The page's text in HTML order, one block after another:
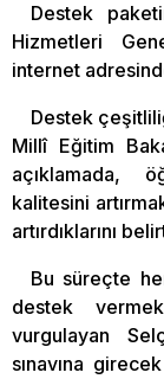
Destek
Hizmetleri
internet
Destek
Millî Eğitim
açıklamada,
kalitesini
artırdıklarını
Bu süreçte
destek
vurgulayan
sınavına